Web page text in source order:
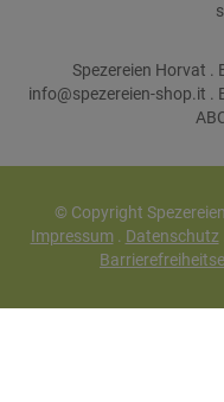
Spezereien Horvat .
info@spezereien-shop.it .
© Copyright
Impressum. Datenschutz